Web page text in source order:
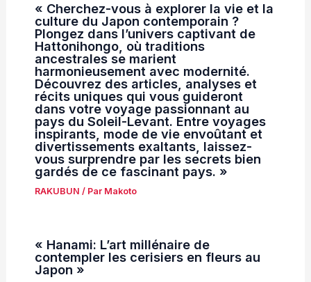
« Cherchez-vous à explorer la vie et la
culture du Japon contemporain ?
Plongez dans l’univers captivant de
Hattonihongo, où traditions
ancestrales se marient
harmonieusement avec modernité.
Découvrez des articles, analyses et
récits uniques qui vous guideront
dans votre voyage passionnant au
pays du Soleil-Levant. Entre voyages
inspirants, mode de vie envoûtant et
divertissements exaltants, laissez-
vous surprendre par les secrets bien
gardés de ce fascinant pays. »
RAKUBUN / Par Makoto
« Hanami: L’art millénaire de
contempler les cerisiers en fleurs au
Japon »